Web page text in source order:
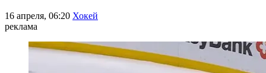
16 апреля, 06:20 Хокей
реклама